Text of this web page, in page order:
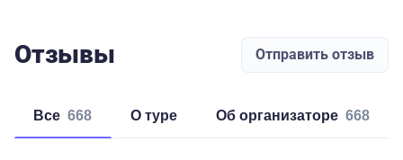
Отзывы Отправить отзыв
Все 668 о туре об организаторе 668